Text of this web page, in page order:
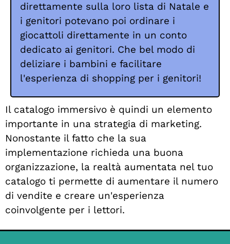
direttamente sulla loro lista di Natale e
i genitori potevano poi ordinare i
giocattoli direttamente in un conto
dedicato ai genitori. Che bel modo di
deliziare i bambini e facilitare
l'esperienza di shopping per i genitori!
Il catalogo immersivo è quindi un elemento
importante in una strategia di marketing.
Nonostante il fatto che la sua
implementazione richieda una buona
organizzazione, la realtà aumentata nel tuo
catalogo ti permette di aumentare il numero
di vendite e creare un'esperienza
coinvolgente per i lettori.